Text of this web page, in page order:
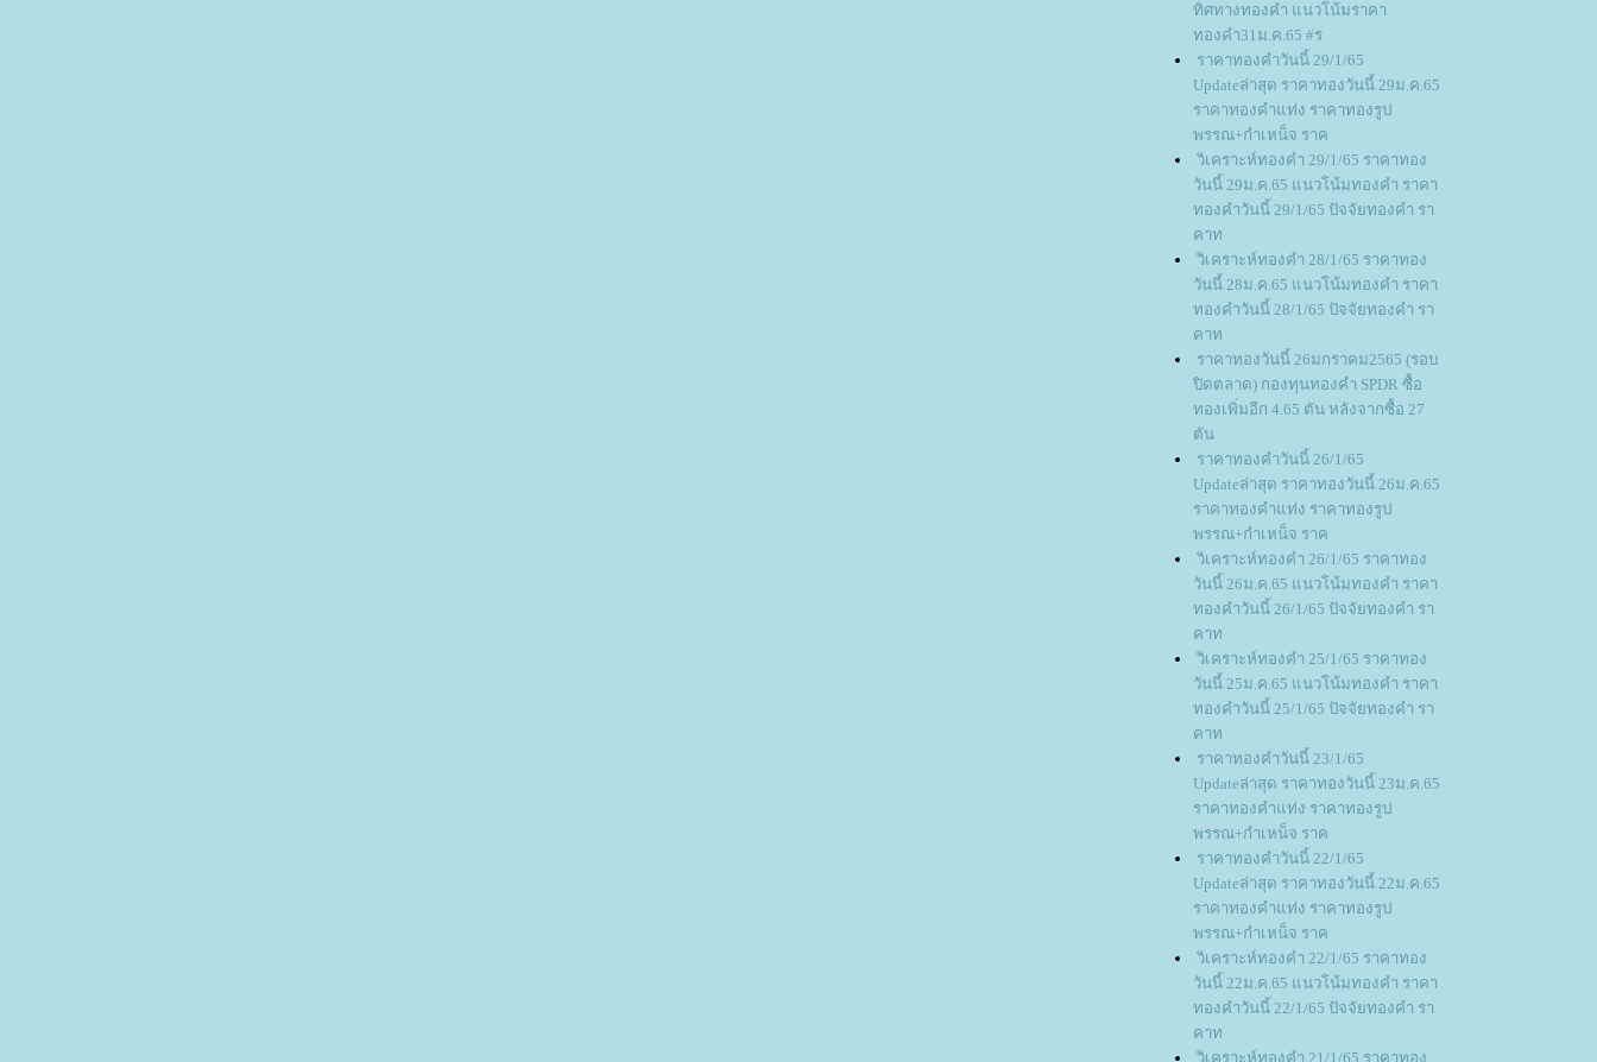
ทิศทางทองคำ แนวโน้มราคา
ทองคำ31ม.ค.65 #ร
ราคาทองคำวันนี้ 29/1/65
Updateล่าสุด ราคาทองวันนี้ 29ม.ค.65
ราคาทองคำแท่ง ราคาทองรูป
พรรณ+กำเหน็จ ราค
วิเคราะห์ทองคำ 29/1/65 ราคาทอง
วันนี้ 29ม.ค.65 แนวโน้มทองคำ ราคา
ทองคำวันนี้ 29/1/65 ปัจจัยทองคำ รา
คาท
วิเคราะห์ทองคำ 28/1/65 ราคาทอง
วันนี้ 28ม.ค.65 แนวโน้มทองคำ ราคา
ทองคำวันนี้ 28/1/65 ปัจจัยทองคำ รา
คาท
ราคาทองวันนี้ 26มกราคม2565 (รอบ
ปิดตลาด) กองทุนทองคำ SPDR ซื้อ
ทองเพิ่มอีก 4.65 ตัน หลังจากซื้อ 27
ตัน
ราคาทองคำวันนี้ 26/1/65
Updateล่าสุด ราคาทองวันนี้ 26ม.ค.65
ราคาทองคำแท่ง ราคาทองรูป
พรรณ+กำเหน็จ ราค
วิเคราะห์ทองคำ 26/1/65 ราคาทอง
วันนี้ 26ม.ค.65 แนวโน้มทองคำ ราคา
ทองคำวันนี้ 26/1/65 ปัจจัยทองคำ รา
คาท
วิเคราะห์ทองคำ 25/1/65 ราคาทอง
วันนี้ 25ม.ค.65 แนวโน้มทองคำ ราคา
ทองคำวันนี้ 25/1/65 ปัจจัยทองคำ รา
คาท
ราคาทองคำวันนี้ 23/1/65
Updateล่าสุด ราคาทองวันนี้ 23ม.ค.65
ราคาทองคำแท่ง ราคาทองรูป
พรรณ+กำเหน็จ ราค
ราคาทองคำวันนี้ 22/1/65
Updateล่าสุด ราคาทองวันนี้ 22ม.ค.65
ราคาทองคำแท่ง ราคาทองรูป
พรรณ+กำเหน็จ ราค
วิเคราะห์ทองคำ 22/1/65 ราคาทอง
วันนี้ 22ม.ค.65 แนวโน้มทองคำ ราคา
ทองคำวันนี้ 22/1/65 ปัจจัยทองคำ รา
คาท
วิเคราะห์ทองคำ 21/1/65 ราคาทอง